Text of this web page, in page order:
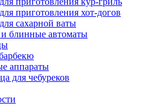
приготовления хот-догов
сахарной ваты
блинные автоматы
аппараты
для чебуреков